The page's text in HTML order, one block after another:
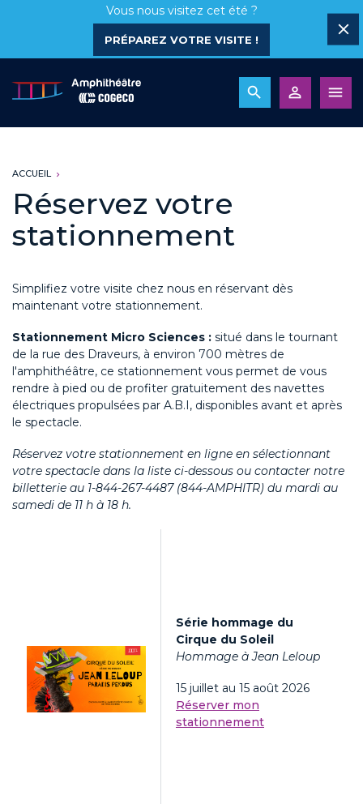
Vous nous visitez cet été ?
PRÉPAREZ VOTRE VISITE !
ACCUEIL
Réservez votre
stationnement
Simplifiez votre visite chez nous en réservant dès
maintenant votre stationnement.
Stationnement Micro Sciences : situé dans le tournant
de la rue des Draveurs, à environ 700 mètres de
l'amphithéâtre, ce stationnement vous permet de vous
rendre à pied ou de profiter gratuitement des navettes
électriques propulsées par A.B.I, disponibles avant et après
le spectacle.
Réservez votre stationnement en ligne en sélectionnant
votre spectacle dans la liste ci-dessous ou contacter notre
billetterie au 1-844-267-4487 (844-AMPHITR) du mardi au
samedi de 11 h à 18 h.
Série hommage du
Cirque du Soleil
Hommage à Jean Leloup
15 juillet au 15 août 2026
Réserver mon
stationnement